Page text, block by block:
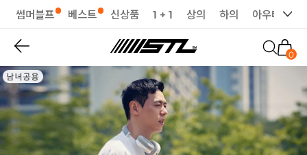
썸머블프 베스트 신상품 1 + 1 상의 하의 아우터
0